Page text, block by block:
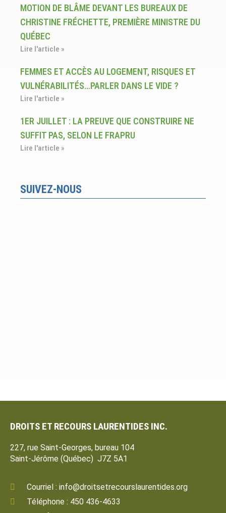
MOTION DE BLÂME DEVANT LES BUREAUX DE
CHRISTINE FRÉCHETTE, PREMIÈRE MINISTRE DU
QUÉBEC
Lire l'article »
FEMMES ET ACCÈS AU LOGEMENT, RISQUES ET
VULNÉRABILITÉS…PARLER DANS LE VIDE ?
Lire l'article »
1ER JUILLET : LA PREUVE QUE CONSTRUIRE NE
SUFFIT PAS, SELON LE FRAPRU
Lire l'article »
SUIVEZ-NOUS
DROITS ET RECOURS LAURENTIDES INC.
227, rue Saint-Georges, bureau 104
Saint-Jérôme (Québec) J7Z 5A1
Courriel : info@droitsetrecourslaurentides.org
Téléphone : 450 436-4633